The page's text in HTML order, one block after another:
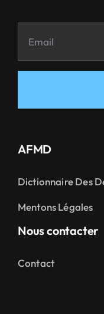
AFMD
Dictionnaire Des
Mentons Légales
Nous contacter
Contact